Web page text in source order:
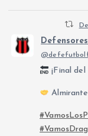
¡Final